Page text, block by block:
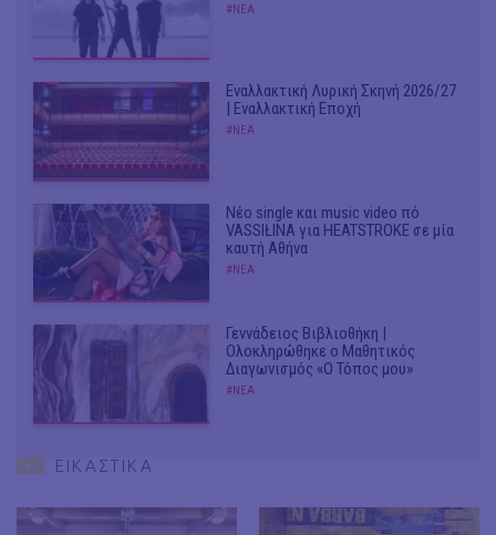
#ΝΕΑ
Εναλλακτική Λυρική Σκηνή 2026/27
| Εναλλακτική Εποχή
#ΝΕΑ
Νέο single και music video πό
VASSIŁINA για HEATSTROKE σε μία
καυτή Αθήνα
#ΝΕΑ
Γεννάδειος Βιβλιοθήκη |
Ολοκληρώθηκε ο Μαθητικός
Διαγωνισμός «Ο Τόπος μου»
#ΝΕΑ
ΕΙΚΑΣΤΙΚΑ